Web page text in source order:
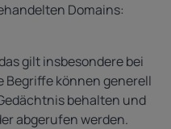
Domains:
gilt insbesondere bei
Begriffe können generell
behalten und
abgerufen werden.